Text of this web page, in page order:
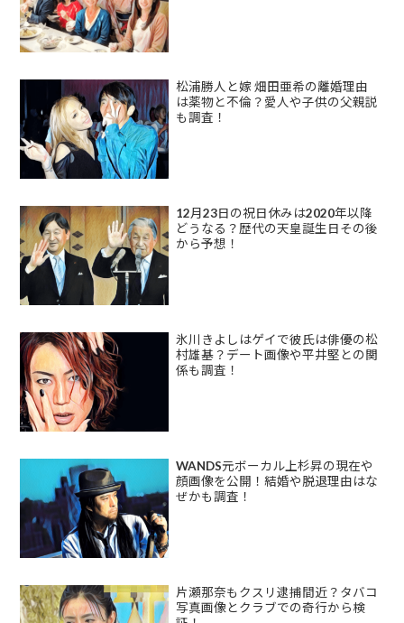
松浦勝人と嫁 畑田亜希の離婚理由
は薬物と不倫？愛人や子供の父親説
も調査！
12月23日の祝日休みは2020年以降
どうなる？歴代の天皇誕生日その後
から予想！
氷川きよしはゲイで彼氏は俳優の松
村雄基？デート画像や平井堅との関
係も調査！
WANDS元ボーカル上杉昇の現在や
顔画像を公開！結婚や脱退理由はな
ぜかも調査！
片瀬那奈もクスリ逮捕間近？タバコ
写真画像とクラブでの奇行から検